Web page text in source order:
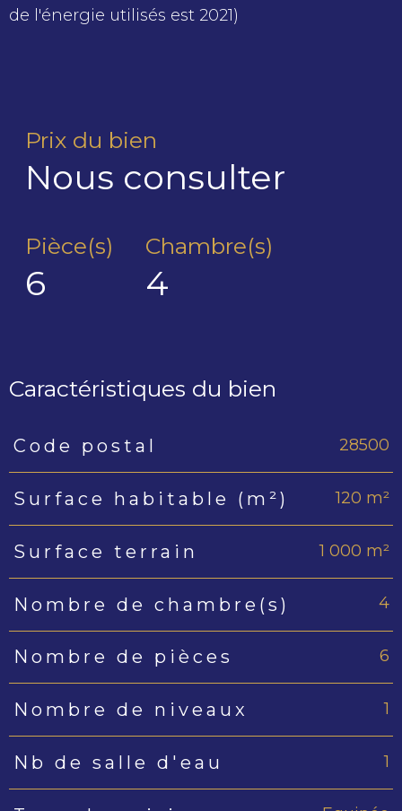
de l'énergie utilisés est 2021)
Prix du bien
Nous consulter
Pièce(s)
6
Chambre(s)
4
Caractéristiques du bien
Caractéristiques
Code postal 28500
Surface habitable (m²) 120 m²
Surface terrain 1 000 m²
Nombre de chambre(s) 4
Nombre de pièces 6
Nombre de niveaux 1
Nb de salle d'eau 1